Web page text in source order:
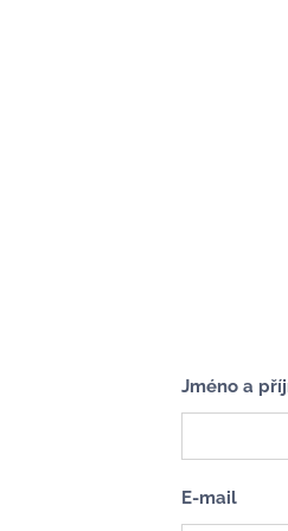
Jméno a
E-mail